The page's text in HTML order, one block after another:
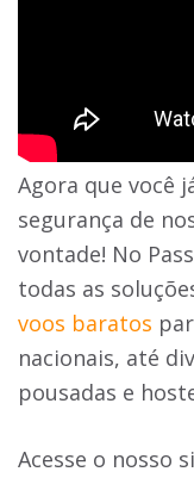
Agora que você
segurança de
vontade! No
todas as
voos baratos
nacionais, até
pousadas e
Acesse o nosso